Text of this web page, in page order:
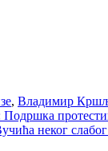
, Владимир
неког